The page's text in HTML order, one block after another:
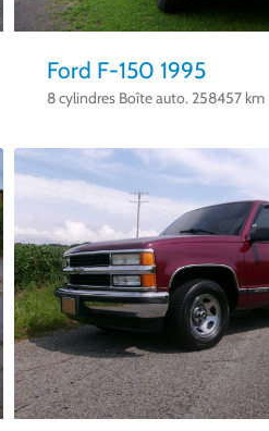
Ford F-150 1995
8 cylindres Boîte auto. 258457 km